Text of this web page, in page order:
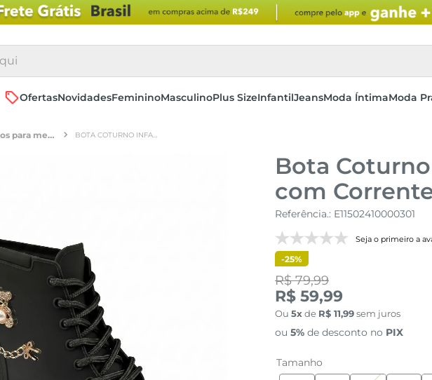
OfertasNovidadesFemininoMasculinoPlus SizeInfantilJeansModa ÍntimaModa
calçados para meninas BOTA COTURNO INFANTIL MENINA PRETO COM CORRENTE DE URSINHO E PÉROLA
Bota
com
Referência.: E11502410000301
Seja o primeiro a
-25%
R$ 79,99
R$ 59,99
Ou 5 de R$ 11,99sem juros
ou 5% de desconto no PIX
Tamanho